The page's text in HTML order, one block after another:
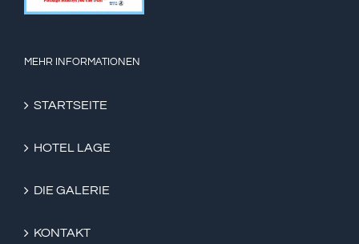
MEHR INFORMATIONEN
STARTSEITE
HOTEL LAGE
DIE GALERIE
KONTAKT